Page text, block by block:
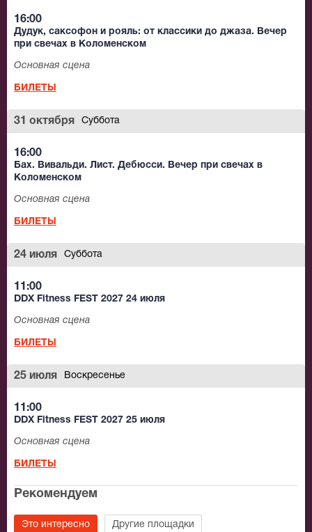
16:00
Дудук, саксофон и рояль: от классики до джаза. Вечер
при свечах в Коломенском
Основная сцена
БИЛЕТЫ
31 октября Суббота
16:00
Бах. Вивальди. Лист. Дебюсси. Вечер при свечах в
Коломенском
Основная сцена
БИЛЕТЫ
24 июля Суббота
11:00
DDX Fitness FEST 2027 24 июля
Основная сцена
БИЛЕТЫ
25 июля Воскресенье
11:00
DDX Fitness FEST 2027 25 июля
Основная сцена
БИЛЕТЫ
Рекомендуем
Это интересно Другие площадки